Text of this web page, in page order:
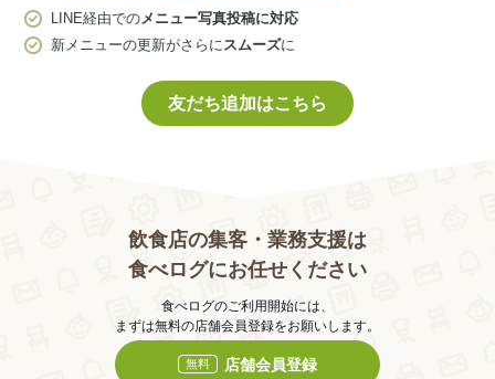
LINE経由でのメニュー写真投稿に対応
新メニューの更新がさらにスムーズに
友だち追加はこちら
飲食店の集客・業務支援は
食べログにお任せください
食べログのご利用開始には、
まずは無料の店舗会員登録をお願いします。
無料 店舗会員登録